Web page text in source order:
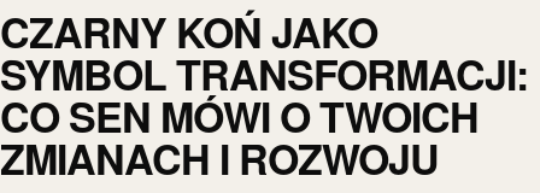
CZARNY KOŃ JAKO
SYMBOL TRANSFORMACJI:
CO SEN MÓWI O TWOICH
ZMIANACH I ROZWOJU